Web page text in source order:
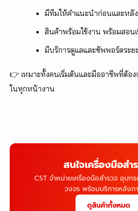
มีทีมให้คำแนะนำก่อนและหลั
สินค้าพร้อมใช้งาน พร้อมสอน
มีบริการดูแลและซัพพอร์ตระย
👉 เหมาะทั้งคนเริ่มต้นและมืออาชีพที่ต้อง
ในทุกหน้างาน
สนใจเครื่องมือสำ
CST จำหน่ายเครื่องมือสำรวจ อุปก
วงจร พร้อมบริการหลังก
ดูสินค้าทั้งหมด